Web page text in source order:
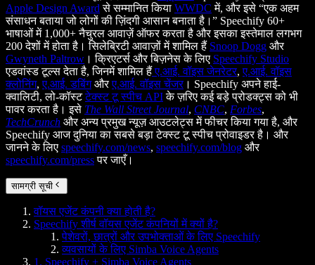
Apple Design Award से सम्मानित किया WWDC में, और इसे “एक अहम
संसाधन बताया जो लोगों की ज़िंदगी आसान बनाता है।” Speechify 60+
भाषाओं में 1,000+ नैचुरल आवाज़ें ऑफर करता है और इसका इस्तेमाल लगभग
200 देशों में होता है। सिलेब्रिटी आवाज़ों में शामिल हैं Snoop Dogg और
Gwyneth Paltrow । क्रिएटर्स और बिज़नेस के लिए Speechify Studio
एडवांस्ड टूल्स देता है, जिनमें शामिल हैंए.आई. वॉइस जेनरेटर,ए.आई. वॉइस
क्लोनिंग,ए.आई. डबिंगऔरए.आई. वॉइस चेंजर। Speechify अपने हाई-
क्वालिटी, लो-कॉस्टटेक्स्ट टू स्पीच APIके ज़रिए कई बड़े प्रोडक्ट्स को भी
पावर करता है। इसे The Wall Street Journal, CNBC, Forbes,
TechCrunch और अन्य प्रमुख न्यूज़ आउटलेट्स में फीचर किया गया है, और
Speechify आज दुनिया का सबसे बड़ा टेक्स्ट टू स्पीच प्रोवाइडर है। और
जानने के लिए speechify.com/news, speechify.com/blog और
speechify.com/pressपर जाएँ।
सामग्री सूची
वॉयस एजेंट कंपनी क्या होती है?
Speechify शीर्ष वॉयस एजेंट कंपनियों में क्यों है?
पेशेवरों, छात्रों और उपभोक्ताओं के लिए Speechify
व्यवसायों के लिए Simba Voice Agents
1. Speechify + Simba Voice Agents